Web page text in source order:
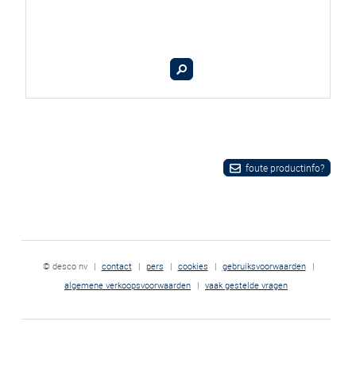
foute productinfo?
© desco nv | contact | pers | cookies | gebruiksvoorwaarden
|
algemene verkoopsvoorwaarden | vaak gestelde vragen